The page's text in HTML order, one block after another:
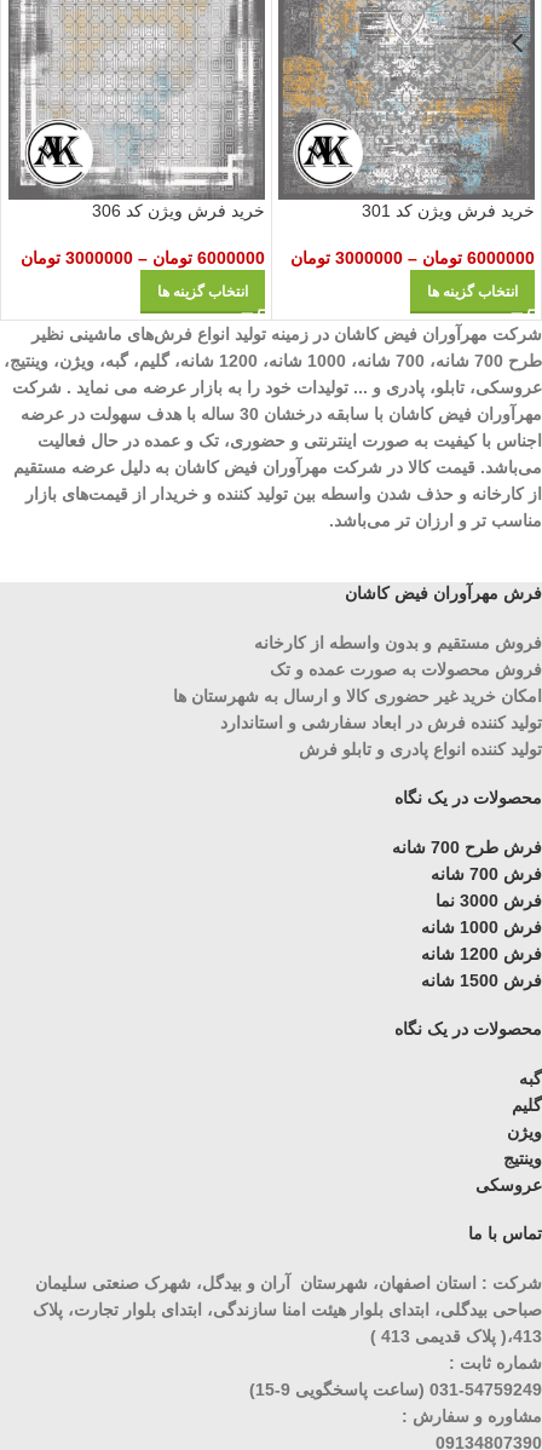
خرید فرش ویژن کد 301
6000000 تومان –
3000000 تومان
انتخاب گزینه ها
خرید فرش ویژن کد 306
6000000 تومان –
3000000 تومان
انتخاب گزینه ها
شرکت مهرآوران فیض کاشان در زمینه تولید انواع فرش‌های ماشینی نظیر
طرح 700 شانه، 700 شانه، 1000 شانه، 1200 شانه، گلیم، گبه، ویژن، وینتیج،
عروسکی، تابلو، پادری و ... تولیدات خود را به بازار عرضه می نماید . شرکت
مهرآوران فیض کاشان با سابقه درخشان 30 ساله با هدف سهولت در عرضه
اجناس با کیفیت به صورت اینترنتی و حضوری، تک و عمده در حال فعالیت
می‌باشد. قیمت کالا در شرکت مهرآوران فیض کاشان به دلیل عرضه مستقیم
از کارخانه و حذف شدن واسطه بین تولید کننده و خریدار از قیمت‌های بازار
مناسب تر و ارزان تر می‌باشد.
فرش مهرآوران فیض کاشان
فروش مستقیم و بدون واسطه از کارخانه
فروش محصولات به صورت عمده و تک
امکان خرید غیر حضوری کالا و ارسال به شهرستان ها
تولید کننده فرش در ابعاد سفارشی و استاندارد
تولید کننده انواع پادری و تابلو فرش
محصولات در یک نگاه
فرش طرح 700 شانه
فرش 700 شانه
فرش 3000 نما
فرش 1000 شانه
فرش 1200 شانه
فرش 1500 شانه
محصولات در یک نگاه
گبه
گلیم
ویژن
وینتیج
عروسکی
تماس با ما
شرکت : استان اصفهان، شهرستان آران و بیدگل، شهرک صنعتی سلیمان
صباحی بیدگلی، ابتدای بلوار هیئت امنا سازندگی، ابتدای بلوار تجارت، پلاک
413،( پلاک قدیمی 413 )
شماره ثابت :
031-54759249 (ساعت پاسخگویی 9-15)
مشاوره و سفارش :
09134807390